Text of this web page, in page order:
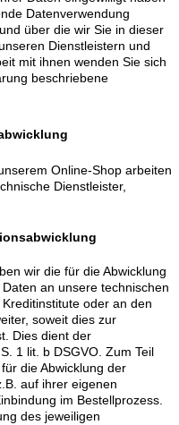
Datenverwendung
über die wir Sie in dieser
Dienstleistern und
mit ihnen wenden Sie sich
beschriebene
Online-Shop arbeiten
Dienstleister,
wir die für die Abwicklung
an unsere technischen
oder an den
soweit dies zur
Dies dient der
1 lit. b DSGVO. Zum Teil
die Abwicklung der
auf ihrer eigenen
im Bestellprozess.
des jeweiligen